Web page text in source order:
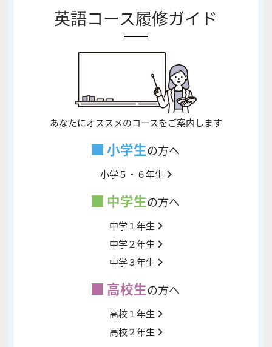
英語コース履修ガイド
あなたにオススメのコースをご案内します
小学生の方へ
小学５・６年生
中学生の方へ
中学１年生
中学２年生
中学３年生
高校生の方へ
高校１年生
高校２年生